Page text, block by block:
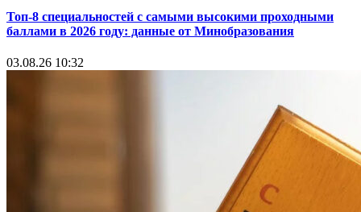
Топ-8 специальностей с самыми высокими проходными
баллами в 2026 году: данные от Минобразования
03.08.26 10:32